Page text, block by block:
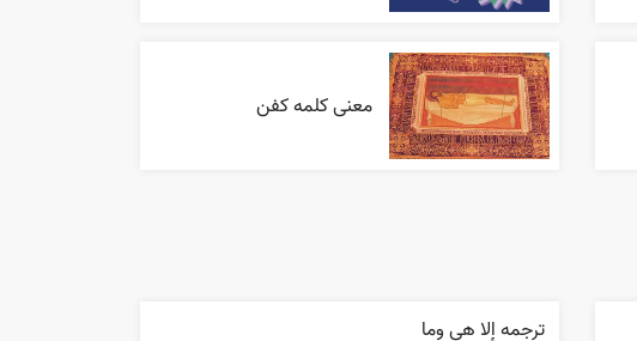
معنی کلمه کفن
ترجمه إلا هي وما